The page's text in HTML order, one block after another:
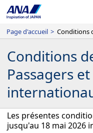
Page d'accueil >
Conditions
Passagers
Les présentes
jusqu'au 18 mai 2026